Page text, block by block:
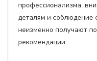
профессионализма,
деталям и соблюдение
неизменно получают
рекомендации.